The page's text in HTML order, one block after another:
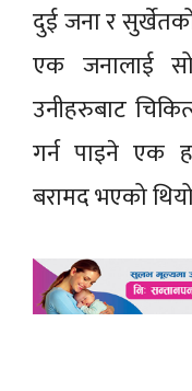
दुई जना र
एक जनालाई
उनीहरुबाट
गर्न पाइने एक
बरामद भएको